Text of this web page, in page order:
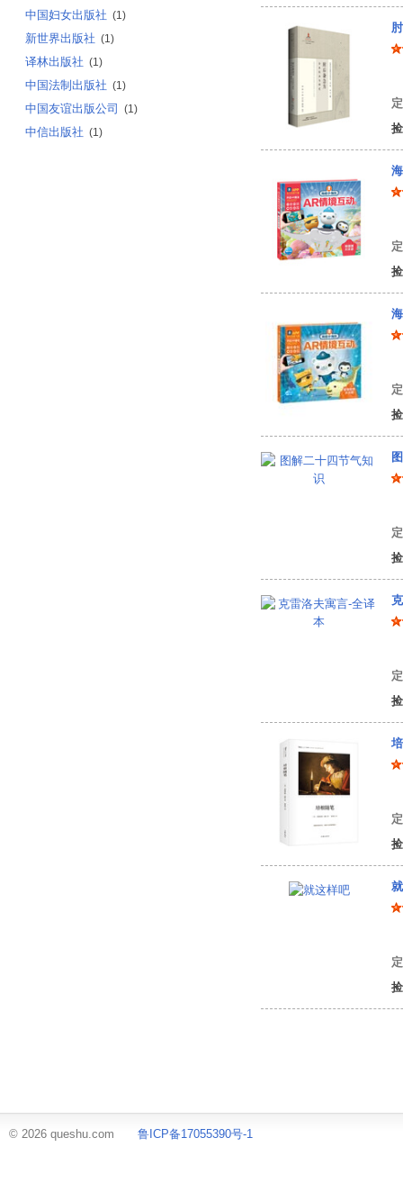
中国妇女出版社 (1)
新世界出版社 (1)
译林出版社 (1)
中国法制出版社 (1)
中国友谊出版公司 (1)
中信出版社 (1)
© 2026 queshu.com 鲁ICP备17055390号-1